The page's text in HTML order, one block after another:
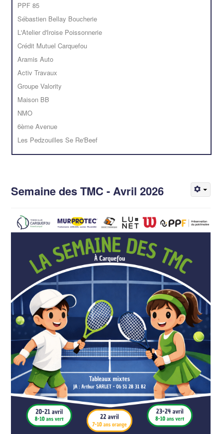
PPF 85
Sébastien Bellay Boucherie
L'Atelier d'Iroise Poissonnerie
Crédit Mutuel Carquefou
Aramis Auto
Activ Travaux
Groupe Valority
Maison BB
NMO
6ème Avenue
Les Pedzouilles Se Re'Beef
Semaine des TMC - Avril 2026